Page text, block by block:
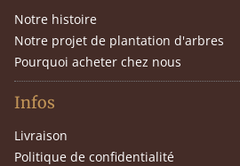
Notre histoire
Notre projet de plantation d'arbres
Pourquoi acheter chez nous
Infos
Livraison
Politique de confidentialité